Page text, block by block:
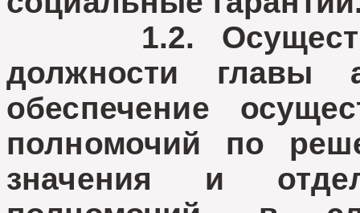
1.2.
должности главы
обеспечение
полномочий по
значения и